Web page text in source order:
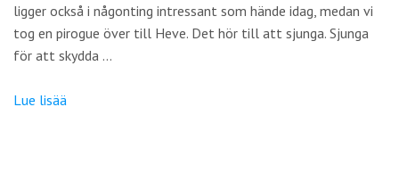
ligger också i någonting intressant som hände idag, medan vi
tog en pirogue över till Heve. Det hör till att sjunga. Sjunga
för att skydda …
Lue lisää